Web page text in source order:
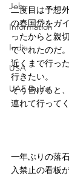
Job
Information
India
USA
UAE Dubai
二度目は予想
の春国岱をガ
ったからと親
てくれたのだ。
近くまで行っ
行きたい。
そう告げると
連れて行ってく
一年ぶりの落
入禁止の看板